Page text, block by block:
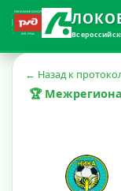
← Назад к
🏆